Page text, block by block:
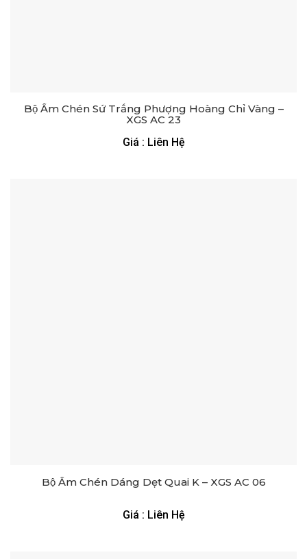
Bộ Ấm Chén Sứ Trắng Phượng Hoàng Chỉ Vàng –
XGS AC 23
Giá : Liên Hệ
Bộ Ấm Chén Dáng Dẹt Quai K – XGS AC 06
Giá : Liên Hệ